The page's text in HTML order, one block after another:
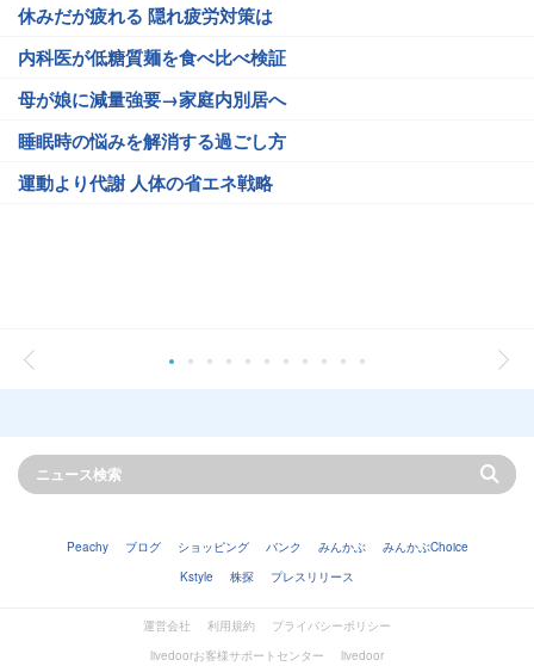
休みだが疲れる 隠れ疲労対策は
内科医が低糖質麺を食べ比べ検証
母が娘に減量強要→家庭内別居へ
睡眠時の悩みを解消する過ごし方
運動より代謝 人体の省エネ戦略
Peachy ブログ ショッピング バンク みんかぶ
みんかぶChoice
Kstyle
株探 プレスリリース
運営会社 利用規約
プライバシーポリシー
livedoorお客様サポートセンター
livedoor